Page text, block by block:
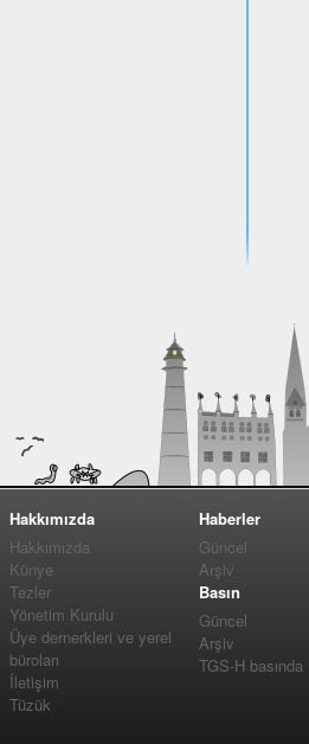
Hakkımızda
Hakkımızda
Künye
Tezler
Yönetim Kurulu
Üye dernerkleri ve yerel
büroları
İletişim
Tüzük
Haberler
Güncel
Arşiv
Basın
Güncel
Arşiv
TGS-H basında